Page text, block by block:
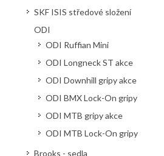
SKF ISIS středové složení
ODI
ODI Ruffian Mini
ODI Longneck ST akce
ODI Downhill gripy akce
ODI BMX Lock-On gripy
ODI MTB gripy akce
ODI MTB Lock-On gripy
Brooks - sedla